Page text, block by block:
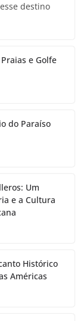
destino
e Golfe
do Paraíso
Um
e a Cultura
Histórico
Américas